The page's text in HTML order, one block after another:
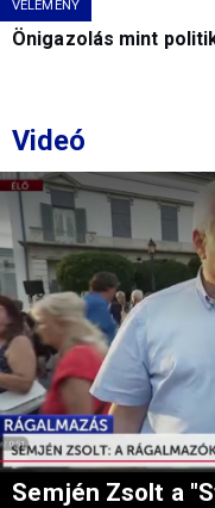
VÉLEMÉNY
Önigazolás mint
Videó
Semjén Zsolt a